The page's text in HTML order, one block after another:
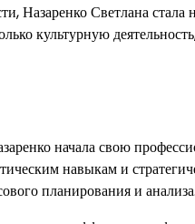
Назаренко Светлана
культурную
начала свою
навыкам и
планирования и анализа.